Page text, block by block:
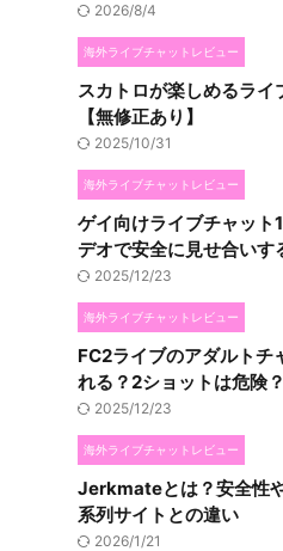
2026/8/4
海外ライブチャットレビュー
スカトロが楽しめるラ
【無修正あり】
2025/10/31
海外ライブチャットレビュー
ゲイ向けライブチャット
デオで安全に見せ合いす
2025/12/23
海外ライブチャットレビュー
FC2ライブのアダルトチ
れる？2ショットは危険？
2025/12/23
海外ライブチャットレビュー
Jerkmateとは？安全性
系列サイトとの違い
2026/1/21